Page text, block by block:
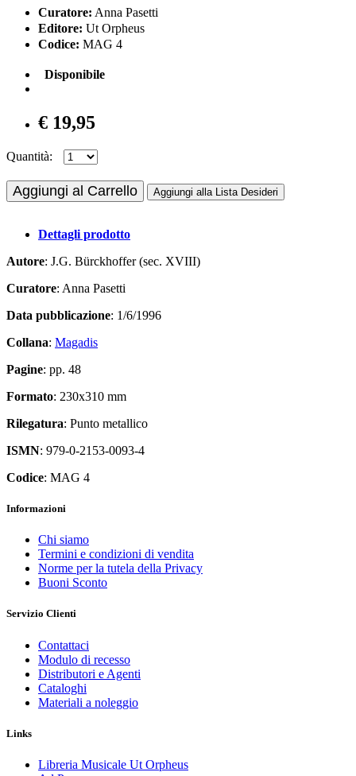
Curatore: Anna Pasetti
Editore: Ut Orpheus
Codice: MAG 4
Disponibile
€ 19,95
Quantità:
Aggiungi al Carrello Aggiungi alla Lista Desideri
Dettagli prodotto
Autore: J.G. Bürckhoffer (sec. XVIII)
Curatore: Anna Pasetti
Data pubblicazione: 1/6/1996
Collana: Magadis
Pagine: pp. 48
Formato: 230x310 mm
Rilegatura: Punto metallico
ISMN: 979-0-2153-0093-4
Codice: MAG 4
Informazioni
Chi siamo
Termini e condizioni di vendita
Norme per la tutela della Privacy
Buoni Sconto
Servizio Clienti
Contattaci
Modulo di recesso
Distributori e Agenti
Cataloghi
Materiali a noleggio
Links
Libreria Musicale Ut Orpheus